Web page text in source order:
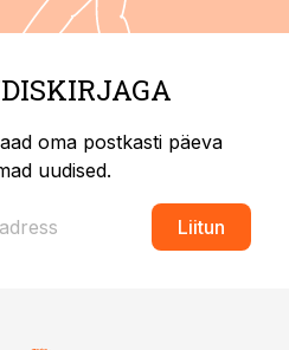
oma postkasti päeva
uudised.
Liitun